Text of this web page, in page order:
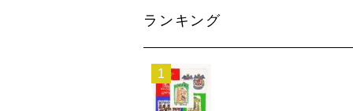
ランキング
1